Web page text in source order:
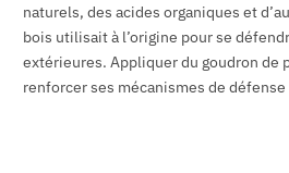
naturels, des acides organiques et
bois utilisait à l’origine pour se
extérieures. Appliquer du goudron de
renforcer ses mécanismes de